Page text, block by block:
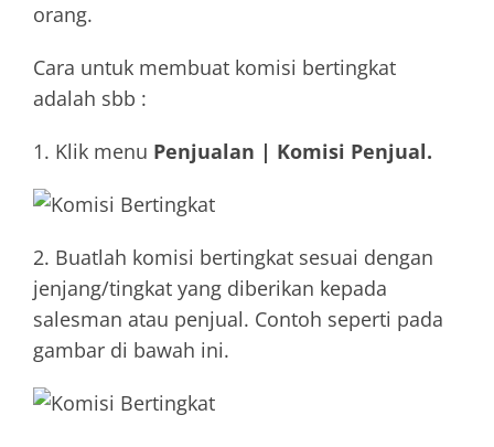
orang.
Cara untuk membuat komisi bertingkat
adalah sbb :
1. Klik menu Penjualan | Komisi Penjual.
2. Buatlah komisi bertingkat sesuai dengan
jenjang/tingkat yang diberikan kepada
salesman atau penjual. Contoh seperti pada
gambar di bawah ini.